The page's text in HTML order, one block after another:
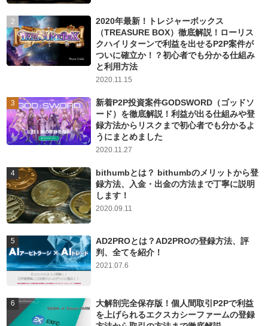
2020年最新！トレジャーボックス
（TREASURE BOX）徹底解説！ローリス
クハイリターンで利益を出せるP2P案件が
ついに確立か！？初心者でも分かる仕組み
と利用方法
2020.11.15
新着P2P投資案件GODSWORD（ゴッドソ
ード）を徹底解説！利益が出る仕組みや登
録方法からリスクまで初心者でも分かるよ
うにまとめました
2020.11.27
bithumbとは？ bithumbのメリットから登
録方法、入金・出金の方法まで丁寧に説明
します！
2020.09.11
AD2PROとは？AD2PROの登録方法、評
判、全てを紹介！
2021.07.6
大解剖完全保存版！個人間取引P2Pで利益
を上げられるエクスカシーファームの登録